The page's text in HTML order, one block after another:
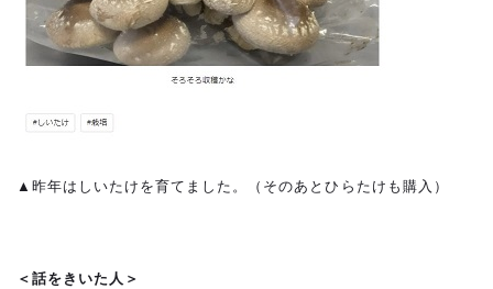
▲昨年はしいたけを育てました。（そのあとひらたけも購入）
＜話をきいた人＞